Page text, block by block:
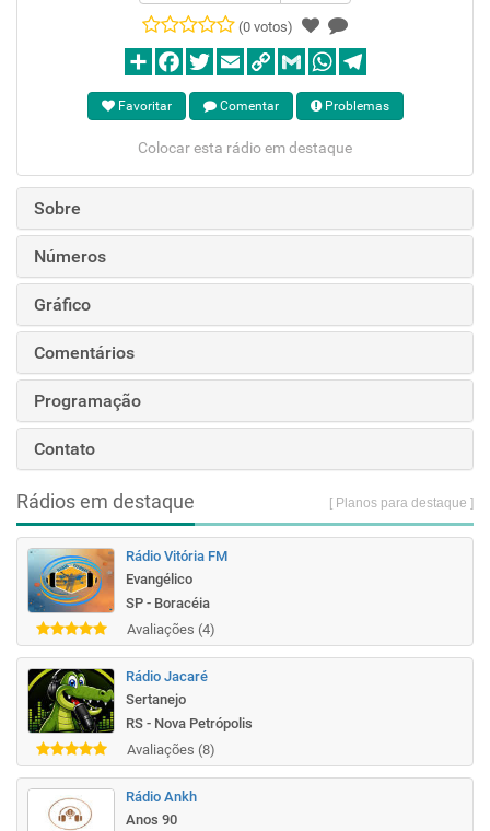
(0 votos)
Favoritar Comentar Problemas
Colocar esta rádio em destaque
Sobre
Números
Gráfico
Comentários
Programação
Contato
Rádios em destaque [ Planos para destaque ]
Rádio Vitória FM
Evangélico
SP - Boracéia
Avaliações (4)
Rádio Jacaré
Sertanejo
RS - Nova Petrópolis
Avaliações (8)
Rádio Ankh
Anos 90